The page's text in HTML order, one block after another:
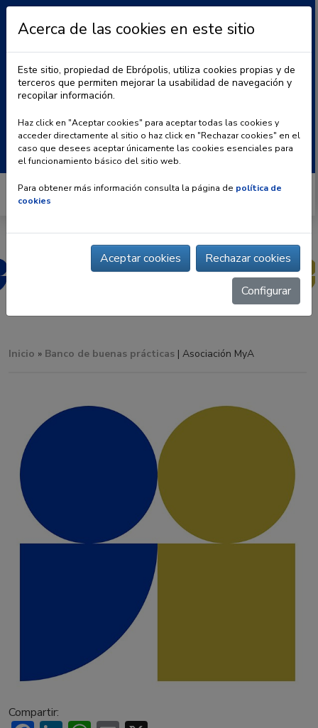
BLOG | CONTACTO
Buscar:
Inicio » Banco de buenas prácticas | Asociación MyA
Compartir:
Acerca de las cookies en este sitio
Este sitio, propiedad de Ebrópolis, utiliza cookies propias y de
terceros que permiten mejorar la usabilidad de navegación y
recopilar información.
Haz click en "Aceptar cookies" para aceptar todas las cookies y
acceder directamente al sitio o haz click en "Rechazar cookies" en el
caso que desees aceptar únicamente las cookies esenciales para
el funcionamiento básico del sitio web.
Para obtener más información consulta la página de política de
cookies
Aceptar cookies Rechazar cookies
Configurar